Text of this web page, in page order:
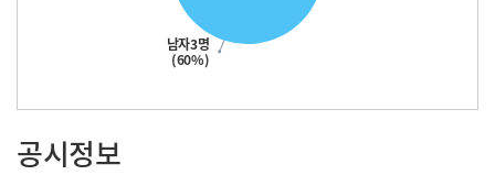
남자3명
(60%)
공시정보